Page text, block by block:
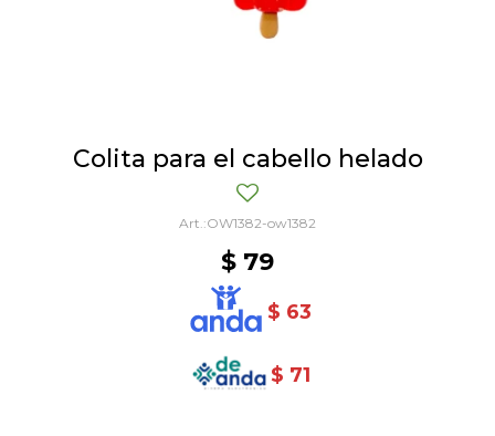
Colita para el cabello helado
OW1382-ow1382
$ 79
$ 63
$ 71